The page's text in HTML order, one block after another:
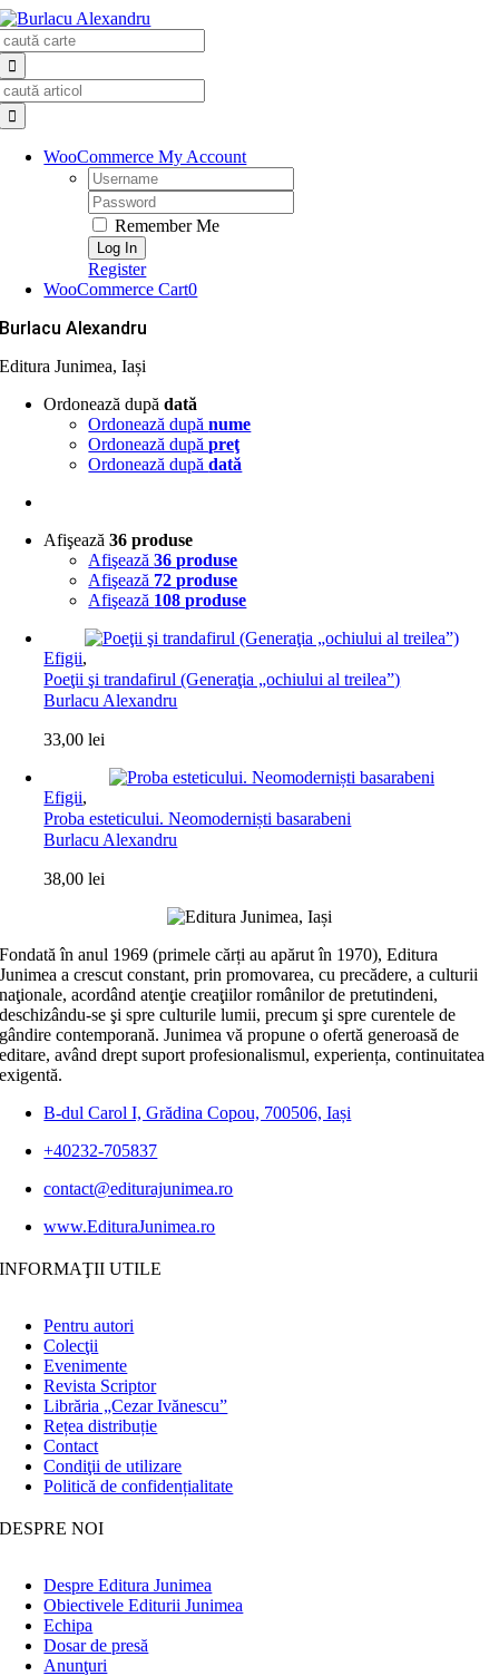
Skip
to
content
WooCommerce My Account
Username:
Password:
Remember Me
Register
WooCommerce Cart0
Burlacu Alexandru
Editura Junimea, Iași
Ordonează dupădată
Ordonează dupănume
Ordonează dupăpreţ
Ordonează dupădată
Afişează36 produse
Afişează36 produse
Afişează 72 produse
Afişează 108 produse
Efigii,
Poeţii şi trandafirul (Generaţia „ochiului al treilea”)
Burlacu Alexandru
33,00lei
Efigii,
Proba esteticului. Neomoderniști basarabeni
Burlacu Alexandru
38,00lei
Fondată în anul 1969 (primele cărți au apărut în 1970), Editura
Junimea a crescut constant, prin promovarea, cu precădere, a culturii
naţionale, acordând atenţie creaţiilor românilor de pretutindeni,
deschizându-se şi spre culturile lumii, precum şi spre curentele de
gândire contemporană. Junimea vă propune o ofertă generoasă de
editare, având drept suport profesionalismul, experiența, continuitatea
exigentă.
B-dul Carol I, Grădina Copou, 700506, Iași
+40232-705837
contact@editurajunimea.ro
www.EdituraJunimea.ro
INFORMAŢII UTILE
Pentru autori
Colecţii
Evenimente
Revista Scriptor
Librăria „Cezar Ivănescu”
Rețea distribuție
Contact
Condiţii de utilizare
Politică de confidențialitate
DESPRE NOI
Despre Editura Junimea
Obiectivele Editurii Junimea
Echipa
Dosar de presă
Anunţuri